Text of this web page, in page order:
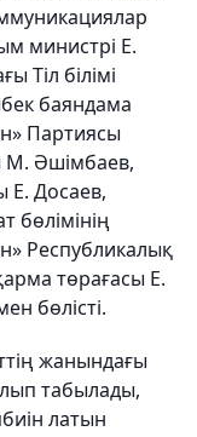
министрі Е.
Тіл білімі
баяндама
Партиясы
М. Әшімбаев,
Е. Досаев,
бөлімінің
Республикалық
төрағасы Е.
бөлісті.
жанындағы
табылады,
латын